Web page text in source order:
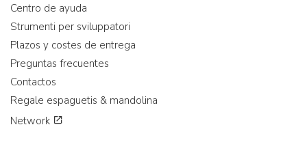
Centro de ayuda
Strumenti per sviluppatori
Plazos y costes de entrega
Preguntas frecuentes
Contactos
Regale espaguetis & mandolina
Network